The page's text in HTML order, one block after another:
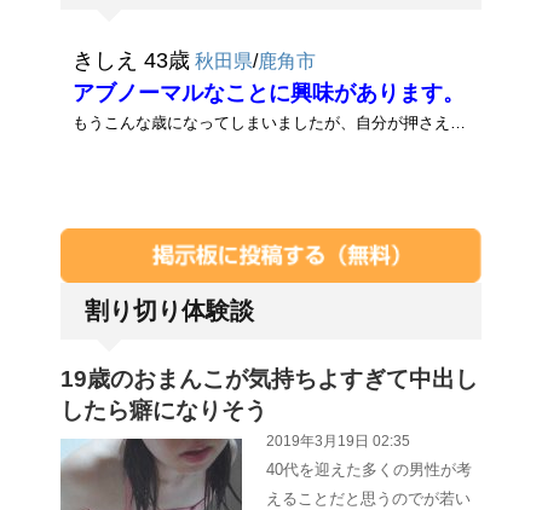
きしえ 43歳 秋田県/鹿角市
アブノーマルなことに興味があります。
もうこんな歳になってしまいましたが、自分が押さえられません。今まで経験は無いのですが、アブノーマルなことに興味がありま･･･
割り切り体験談
19歳のおまんこが気持ちよすぎて中出し
したら癖になりそう
2019年3月19日 02:35
40代を迎えた多くの男性が考
えることだと思うのでが若い